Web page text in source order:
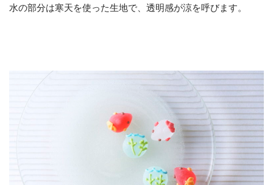
水の部分は寒天を使った生地で、透明感が涼を呼びます。